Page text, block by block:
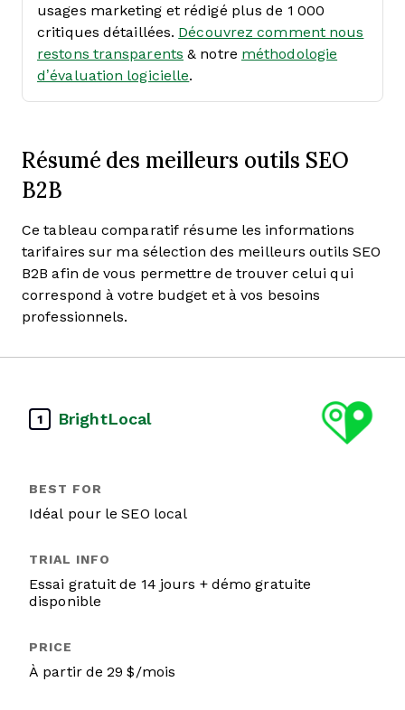
usages marketing et rédigé plus de 1 000
critiques détaillées. Découvrez comment nous
restons transparents & notre méthodologie
d’évaluation logicielle.
Résumé des meilleurs outils SEO
B2B
Ce tableau comparatif résume les informations
tarifaires sur ma sélection des meilleurs outils SEO
B2B afin de vous permettre de trouver celui qui
correspond à votre budget et à vos besoins
professionnels.
1 BrightLocal
Idéal pour le SEO local
Essai gratuit de 14 jours + démo gratuite
disponible
À partir de 29 $/mois